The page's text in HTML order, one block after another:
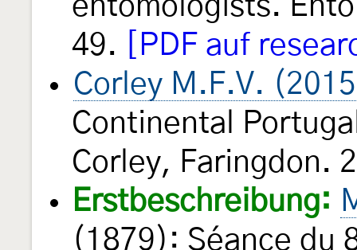
entomologists.
49.
[PDF auf
Corley M.F.V.
Continental
Corley, Faringdon.
Erstbeschreibung:
(1879): Séance du